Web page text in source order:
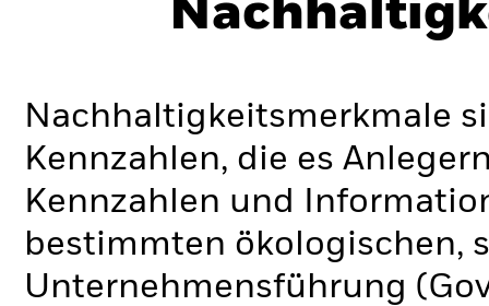
Nachhaltigkeitsmerkmale
Kennzahlen, die es
Kennzahlen und
bestimmten ökologischen,
Unternehmensführung